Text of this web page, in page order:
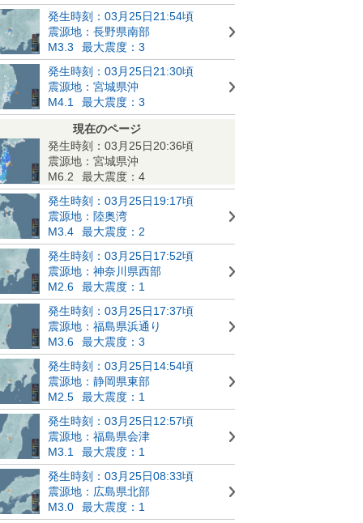
発生時刻：03月25日21:54頃
震源地：長野県南部
M3.3
最大震度：3
発生時刻：03月25日21:30頃
震源地：宮城県沖
M4.1
最大震度：3
現在のページ
発生時刻：03月25日20:36頃
震源地：宮城県沖
M6.2
最大震度：4
発生時刻：03月25日19:17頃
震源地：陸奥湾
M3.4
最大震度：2
発生時刻：03月25日17:52頃
震源地：神奈川県西部
M2.6
最大震度：1
発生時刻：03月25日17:37頃
震源地：福島県浜通り
M3.6
最大震度：3
発生時刻：03月25日14:54頃
震源地：静岡県東部
M2.5
最大震度：1
発生時刻：03月25日12:57頃
震源地：福島県会津
M3.1
最大震度：1
発生時刻：03月25日08:33頃
震源地：広島県北部
M3.0
最大震度：1